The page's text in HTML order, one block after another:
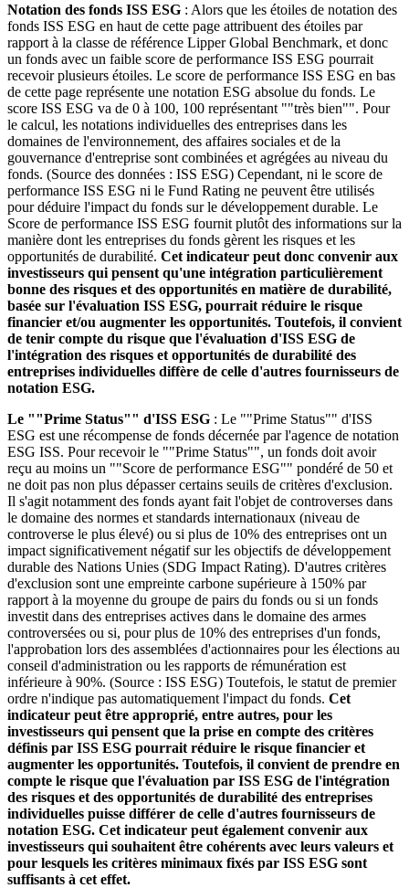
Notation des fonds ISS ESG : Alors que les étoiles de notation des
fonds ISS ESG en haut de cette page attribuent des étoiles par
rapport à la classe de référence Lipper Global Benchmark, et donc
un fonds avec un faible score de performance ISS ESG pourrait
recevoir plusieurs étoiles. Le score de performance ISS ESG en bas
de cette page représente une notation ESG absolue du fonds. Le
score ISS ESG va de 0 à 100, 100 représentant ""très bien"". Pour
le calcul, les notations individuelles des entreprises dans les
domaines de l'environnement, des affaires sociales et de la
gouvernance d'entreprise sont combinées et agrégées au niveau du
fonds. (Source des données : ISS ESG) Cependant, ni le score de
performance ISS ESG ni le Fund Rating ne peuvent être utilisés
pour déduire l'impact du fonds sur le développement durable. Le
Score de performance ISS ESG fournit plutôt des informations sur la
manière dont les entreprises du fonds gèrent les risques et les
opportunités de durabilité. Cet indicateur peut donc convenir aux
investisseurs qui pensent qu'une intégration particulièrement
bonne des risques et des opportunités en matière de durabilité,
basée sur l'évaluation ISS ESG, pourrait réduire le risque
financier et/ou augmenter les opportunités. Toutefois, il convient
de tenir compte du risque que l'évaluation d'ISS ESG de
l'intégration des risques et opportunités de durabilité des
entreprises individuelles diffère de celle d'autres fournisseurs de
notation ESG.
Le ""Prime Status"" d'ISS ESG : Le ""Prime Status"" d'ISS
ESG est une récompense de fonds décernée par l'agence de notation
ESG ISS. Pour recevoir le ""Prime Status"", un fonds doit avoir
reçu au moins un ""Score de performance ESG"" pondéré de 50 et
ne doit pas non plus dépasser certains seuils de critères d'exclusion.
Il s'agit notamment des fonds ayant fait l'objet de controverses dans
le domaine des normes et standards internationaux (niveau de
controverse le plus élevé) ou si plus de 10% des entreprises ont un
impact significativement négatif sur les objectifs de développement
durable des Nations Unies (SDG Impact Rating). D'autres critères
d'exclusion sont une empreinte carbone supérieure à 150% par
rapport à la moyenne du groupe de pairs du fonds ou si un fonds
investit dans des entreprises actives dans le domaine des armes
controversées ou si, pour plus de 10% des entreprises d'un fonds,
l'approbation lors des assemblées d'actionnaires pour les élections au
conseil d'administration ou les rapports de rémunération est
inférieure à 90%. (Source : ISS ESG) Toutefois, le statut de premier
ordre n'indique pas automatiquement l'impact du fonds. Cet
indicateur peut être approprié, entre autres, pour les
investisseurs qui pensent que la prise en compte des critères
définis par ISS ESG pourrait réduire le risque financier et
augmenter les opportunités. Toutefois, il convient de prendre en
compte le risque que l'évaluation par ISS ESG de l'intégration
des risques et des opportunités de durabilité des entreprises
individuelles puisse différer de celle d'autres fournisseurs de
notation ESG. Cet indicateur peut également convenir aux
investisseurs qui souhaitent être cohérents avec leurs valeurs et
pour lesquels les critères minimaux fixés par ISS ESG sont
suffisants à cet effet.